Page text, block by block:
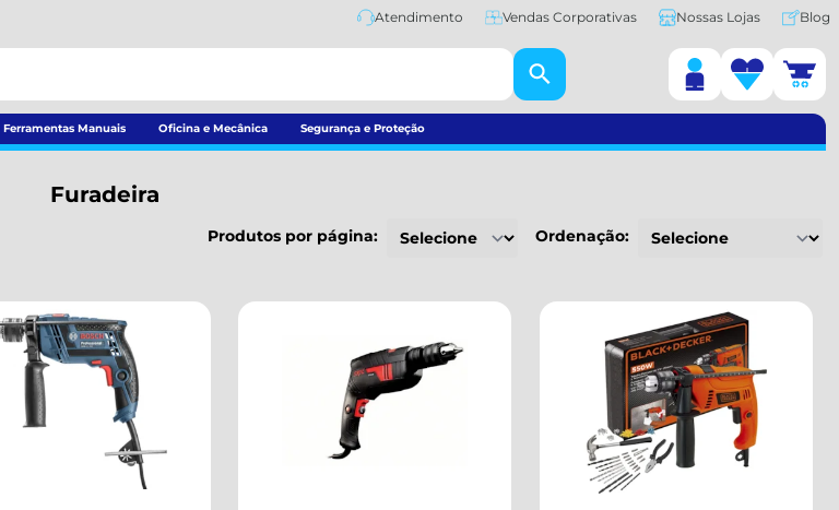
Atendimento Vendas Corporativas Nossas Lojas Blog
Ferramentas Manuais Oficina e Mecânica Segurança e Proteção
Furadeira
Produtos por página: Ordenação: